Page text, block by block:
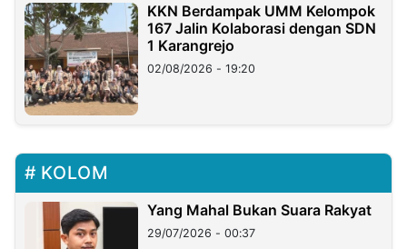
KKN Berdampak UMM Kelompok
167 Jalin Kolaborasi dengan SDN
1 Karangrejo
02/08/2026 - 19:20
KOLOM
Yang Mahal Bukan Suara Rakyat
29/07/2026 - 00:37